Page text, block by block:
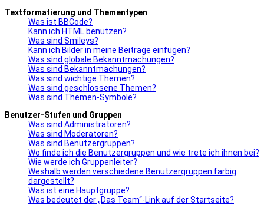
Textformatierung und Thementypen
Was ist BBCode?
Kann ich HTML benutzen?
Was sind Smileys?
Kann ich Bilder in meine Beiträge einfügen?
Was sind globale Bekanntmachungen?
Was sind Bekanntmachungen?
Was sind wichtige Themen?
Was sind geschlossene Themen?
Was sind Themen-Symbole?
Benutzer-Stufen und Gruppen
Was sind Administratoren?
Was sind Moderatoren?
Was sind Benutzergruppen?
Wo finde ich die Benutzergruppen und wie trete ich ihnen bei?
Wie werde ich Gruppenleiter?
Weshalb werden verschiedene Benutzergruppen farbig
dargestellt?
Was ist eine Hauptgruppe?
Was bedeutet der „Das Team“-Link auf der Startseite?